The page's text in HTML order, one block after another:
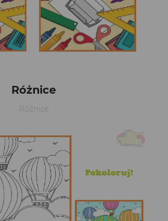
Różnice
Różnice